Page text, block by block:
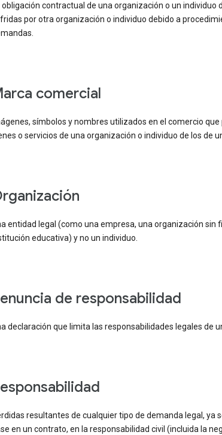
obligación contractual de una organización o un individuo
por otra organización o individuo debido a
marca comercial
símbolos y nombres utilizados en el comercio
o servicios de una organización o individuo de los de
organización
entidad legal (como una empresa, una organización sin
educativa) y no un individuo.
renuncia de responsabilidad
declaración que limita las responsabilidades legales de
responsabilidad
resultantes de cualquier tipo de demanda legal, ya
en un contrato, en la responsabilidad civil (incluida la